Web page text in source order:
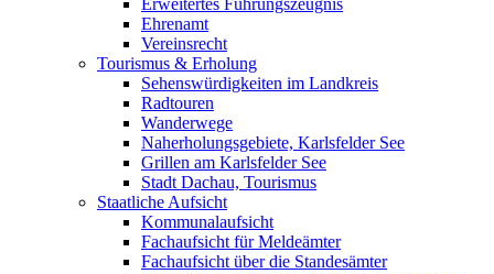
Ehrenamt
Vereinsrecht
Tourismus & Erholung
Sehenswürdigkeiten im Landkreis
Radtouren
Wanderwege
Naherholungsgebiete, Karlsfelder See
Grillen am Karlsfelder See
Stadt Dachau, Tourismus
Staatliche Aufsicht
Kommunalaufsicht
Fachaufsicht für Meldeämter
Fachaufsicht über die Standesämter